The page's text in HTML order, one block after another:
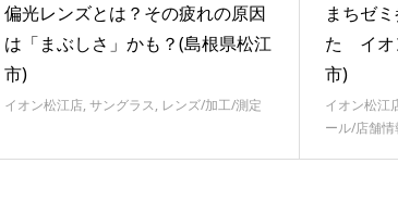
偏光レンズとは？その疲れの原因
は「まぶしさ」かも？(島根県松江
市)
イオン松江店, サングラス, レンズ/加工/測定
まちゼ
た イオ
市)
イオン松江
ール/店舗情